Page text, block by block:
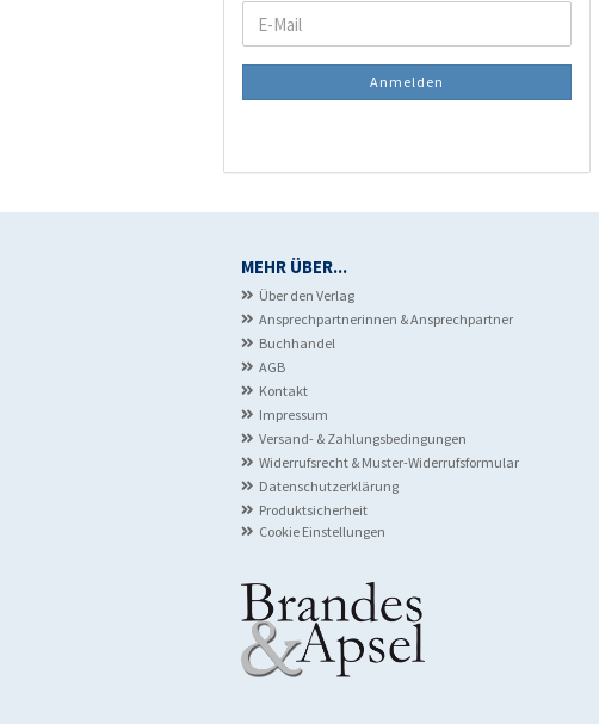
WEITER
ZUR
NEWSLETTER-
E-
Mail
Anmelden
MEHR ÜBER...
Über den Verlag
Ansprechpartnerinnen & Ansprechpartner
Buchhandel
AGB
Kontakt
Impressum
Versand- & Zahlungsbedingungen
Widerrufsrecht & Muster-Widerrufsformular
Datenschutzerklärung
Produktsicherheit
Cookie Einstellungen